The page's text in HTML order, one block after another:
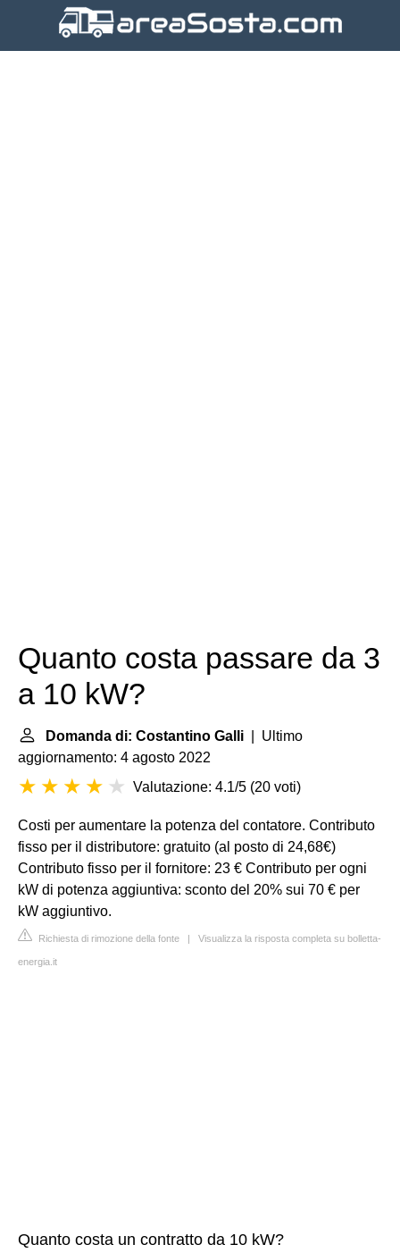
Quanto costa passare da 3
a 10 kW?
Domanda di: Costantino Galli | Ultimo
aggiornamento: 4 agosto 2022
Valutazione: 4.1/5 (20 voti)
Costi per aumentare la potenza del contatore. Contributo
fisso per il distributore: gratuito (al posto di 24,68€)
Contributo fisso per il fornitore: 23 € Contributo per ogni
kW di potenza aggiuntiva: sconto del 20% sui 70 € per
kW aggiuntivo.
Richiesta di rimozione della fonte | Visualizza la risposta completa su bolletta-
energia.it
Quanto costa un contratto da 10 kW?